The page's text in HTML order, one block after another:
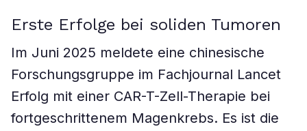
Erste Erfolge bei soliden Tumoren
Im Juni 2025 meldete eine chinesische
Forschungsgruppe im Fachjournal Lancet
Erfolg mit einer CAR-T-Zell-Therapie bei
fortgeschrittenem Magenkrebs. Es ist die